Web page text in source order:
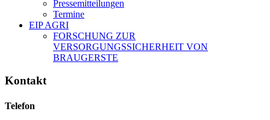
Pressemitteilungen
Termine
EIP AGRI
FORSCHUNG ZUR
VERSORGUNGSSICHERHEIT VON
BRAUGERSTE
Kontakt
Telefon